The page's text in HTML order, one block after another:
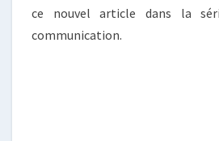
ce nouvel article dans la
communication.